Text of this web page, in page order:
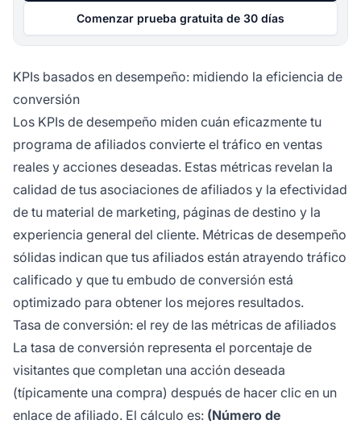
Comenzar prueba gratuita de 30 días
KPIs basados en desempeño: midiendo la eficiencia de
conversión
Los KPIs de desempeño miden cuán eficazmente tu
programa de afiliados convierte el tráfico en ventas
reales y acciones deseadas. Estas métricas revelan la
calidad de tus asociaciones de afiliados y la efectividad
de tu material de marketing, páginas de destino y la
experiencia general del cliente. Métricas de desempeño
sólidas indican que tus afiliados están atrayendo tráfico
calificado y que tu embudo de conversión está
optimizado para obtener los mejores resultados.
Tasa de conversión: el rey de las métricas de afiliados
La tasa de conversión representa el porcentaje de
visitantes que completan una acción deseada
(típicamente una compra) después de hacer clic en un
enlace de afiliado. El cálculo es: (Número de